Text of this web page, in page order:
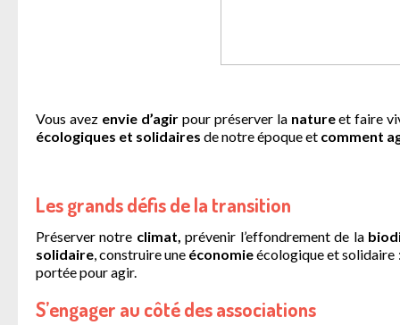
Vous avez envie d’agirpour préserver lanatureet faire
écologiques et solidaires de notre époque et comment
Les grands défis de la transition
Préserver notre climat,prévenir l’effondrement de la
solidaire, construire une économieécologique et solidaire
portée pour agir.
S’engager au côté des associations